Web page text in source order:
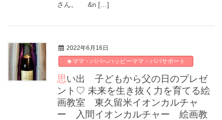
さん。 &n […]
2022年6月16日
★ママ・パパへハッピーママ・パパサポート
思い出 子どもから父の日のプレゼ
ント♡ 未来を生き抜く力を育てる絵
画教室 東久留米イオンカルチャ
ー 入間イオンカルチャー 絵画教